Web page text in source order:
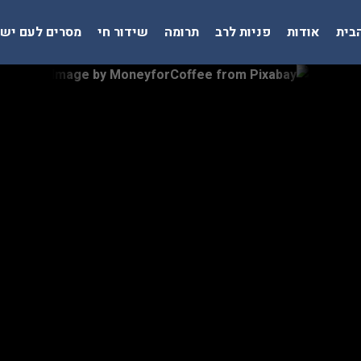
אודות פניות לרב תרומה שידור חי מסרים לעם